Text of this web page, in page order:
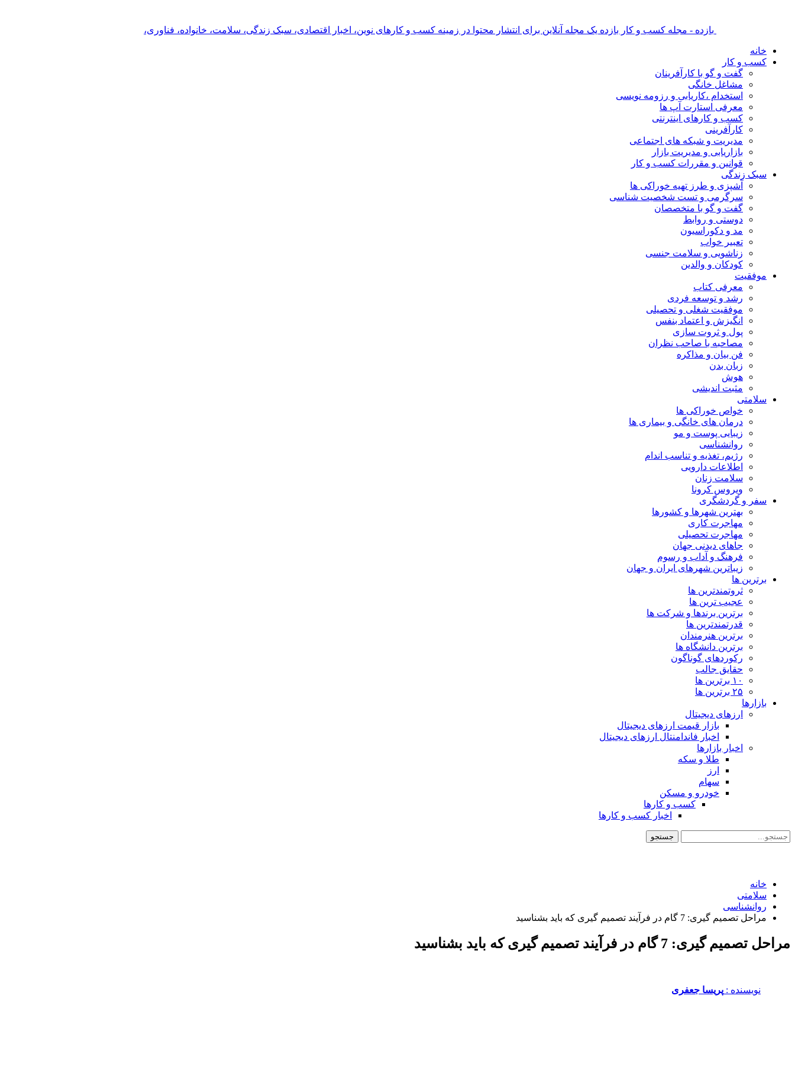
بازده - مجله کسب و کار بازده یک مجله آنلاین برای انتشار محتوا در زمینه کسب و کارهای نوین، اخبار اقتصادی، سبک زندگی، سلامت، خانواده، فناوری،
خانه
کسب و کار
گفت و گو با کارآفرینان
مشاغل خانگی
استخدام ،کاریابی و رزومه نویسی
معرفی استارت آپ ها
کسب و کارهای اینترنتی
کارآفرینی
مدیریت و شبکه های اجتماعی
بازاریابی و مدیریت بازار
قوانین و مقررات کسب و کار
سبک زندگی
آشپزی و طرز تهیه خوراکی ها
سرگرمی و تست شخصیت شناسی
گفت و گو با متخصصان
دوستی و روابط
مد و دکوراسیون
تعبیر خواب
زناشویی و سلامت جنسی
کودکان و والدین
موفقیت
معرفی کتاب
رشد و توسعه فردی
موفقیت شغلی و تحصیلی
انگیزش و اعتماد بنفس
پول و ثروت سازی
مصاحبه با صاحب نظران
فن بیان و مذاکره
زبان بدن
هوش
مثبت اندیشی
سلامتی
خواص خوراکی ها
درمان های خانگی و بیماری ها
زیبایی پوست و مو
روانشناسی
رژیم، تغذیه و تناسب اندام
اطلاعات دارویی
سلامت زنان
ویروس کرونا
سفر و گردشگری
بهترین شهرها و کشورها
مهاجرت کاری
مهاجرت تحصیلی
جاهای دیدنی جهان
فرهنگ و آداب و رسوم
زیباترین شهرهای ایران و جهان
برترین ها
ثروتمندترین ها
عجیب ترین ها
برترین برندها و شرکت ها
قدرتمندترین ها
برترین هنرمندان
برترین دانشگاه ها
رکوردهای گوناگون
حقایق جالب
۱۰ برترین ها
۲۵ برترین ها
بازارها
ارزهای دیجیتال
بازار قیمت ارزهای دیجیتال
اخبار فاندامنتال ارزهای دیجیتال
اخبار بازارها
طلا و سکه
ارز
سهام
خودرو و مسکن
کسب و کارها
اخبار کسب و کارها
خانه
سلامتی
روانشناسی
مراحل تصمیم گیری: 7 گام در فرآیند تصمیم گیری که باید بشناسید
مراحل تصمیم گیری: 7 گام در فرآیند تصمیم گیری که باید بشناسید
نویسنده :‌ پریسا جعفری